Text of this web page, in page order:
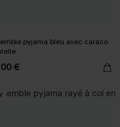
pyjama bleu avec caraco
€